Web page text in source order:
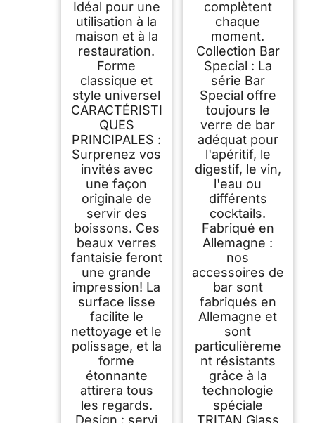
Idéal pour une
utilisation à la
maison et à la
restauration.
Forme
classique et
style universel
CARACTÉRISTI
QUES
PRINCIPALES :
Surprenez vos
invités avec
une façon
originale de
servir des
boissons. Ces
beaux verres
fantaisie feront
une grande
impression! La
surface lisse
facilite le
nettoyage et le
polissage, et la
forme
étonnante
attirera tous
les regards.
Design : servi
complètent
chaque
moment.
Collection Bar
Special : La
série Bar
Special offre
toujours le
verre de bar
adéquat pour
l'apéritif, le
digestif, le vin,
l'eau ou
différents
cocktails.
Fabriqué en
Allemagne :
nos
accessoires de
bar sont
fabriqués en
Allemagne et
sont
particulièreme
nt résistants
grâce à la
technologie
spéciale
TRITAN Glass